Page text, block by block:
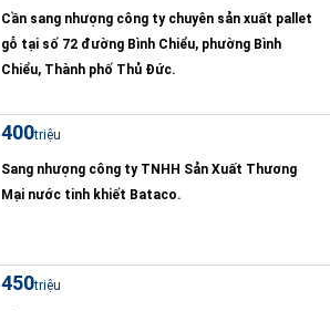
Cần sang nhượng công ty chuyên sản xuất pallet
gỗ tại số 72 đường Bình Chiểu, phường Bình
Chiểu, Thành phố Thủ Đức.
400triệu
Sang nhượng công ty TNHH Sản Xuất Thương
Mại nước tinh khiết Bataco.
450triệu